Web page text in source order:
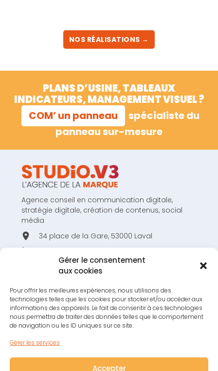
Gérer le consentement
aux cookies
Pour offrir les meilleures expériences, nous utilisons des
technologies telles que les cookies pour stocker et/ou accéder aux
informations des appareils. Le fait de consentir à ces technologies
nous permettra de traiter des données telles que le comportement
de navigation ou les ID uniques sur ce site.
Gérer les services
Accepter
NOS RÉALISATIONS →
PLANS D’USINE, TABLEAUX
INDICATEURS, MANAGEMENT VISUEL ?
COM’ un panneau
spécialiste du
panneau sur-mesure
Agence conseil en communication digitale,
stratégie digitale, création de contenus, social
média
34 place de la Gare, 53000 Laval
hello@studiov3.fr
RESTONS EN CONTACT !